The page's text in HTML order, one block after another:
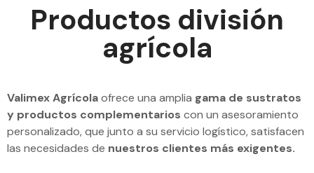
Productos división
agrícola
Valimex Agrícolaofrece una amplia gama de sustratos
y productos complementarios con un asesoramiento
personalizado, que junto a su servicio logístico, satisfacen
las necesidades de nuestros clientes más exigentes.